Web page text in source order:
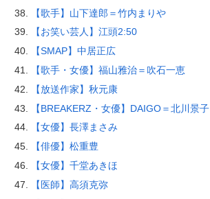
【歌手】山下達郎＝竹内まりや
【お笑い芸人】江頭2:50
【SMAP】中居正広
【歌手・女優】福山雅治＝吹石一恵
【放送作家】秋元康
【BREAKERZ・女優】DAIGO＝北川景子
【女優】長澤まさみ
【俳優】松重豊
【女優】千堂あきほ
【医師】高須克弥